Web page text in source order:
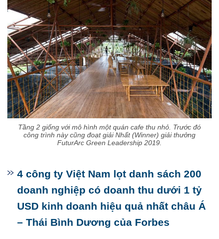
Tầng 2 giống với mô hình một quán cafe thu nhỏ. Trước đó
công trình này cũng đoạt giải Nhất (Winner) giải thưởng
FuturArc Green Leadership 2019.
4 công ty Việt Nam lọt danh sách 200
doanh nghiệp có doanh thu dưới 1 tỷ
USD kinh doanh hiệu quả nhất châu Á
– Thái Bình Dương của Forbes